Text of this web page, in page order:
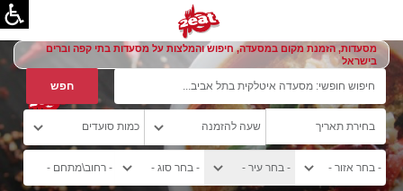
מסעדות, הזמנת מקום במסעדה, חיפוש והמלצות על מסעדות בתי קפה וברים
בישראל